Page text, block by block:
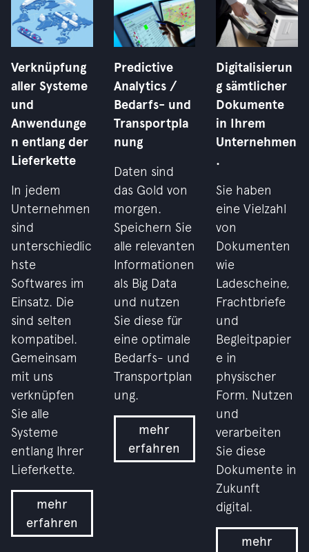
Verknüpfung
aller Systeme
und
Anwendunge
n entlang der
Lieferkette
In jedem
Unternehmen
sind
unterschiedlic
hste
Softwares im
Einsatz. Die
sind selten
kompatibel.
Gemeinsam
mit uns
verknüpfen
Sie alle
Systeme
entlang Ihrer
Lieferkette.
mehr
erfahren
Predictive
Analytics /
Bedarfs- und
Transportpla
nung
Daten sind
das Gold von
morgen.
Speichern Sie
alle relevanten
Informationen
als Big Data
und nutzen
Sie diese für
eine optimale
Bedarfs- und
Transportplan
ung.
mehr
erfahren
Digitalisierun
g sämtlicher
Dokumente
in Ihrem
Unternehmen
.
Sie haben
eine Vielzahl
von
Dokumenten
wie
Ladescheine,
Frachtbriefe
und
Begleitpapier
e in
physischer
Form. Nutzen
und
verarbeiten
Sie diese
Dokumente in
Zukunft
digital.
mehr